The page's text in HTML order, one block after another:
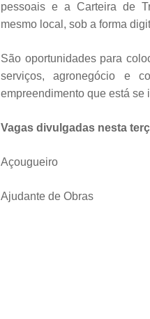
pessoais e a Carteira de
mesmo local, sob a forma
São oportunidades para
serviços, agronegócio e
empreendimento que está se
Vagas divulgadas nesta
Açougueiro
Ajudante de Obras